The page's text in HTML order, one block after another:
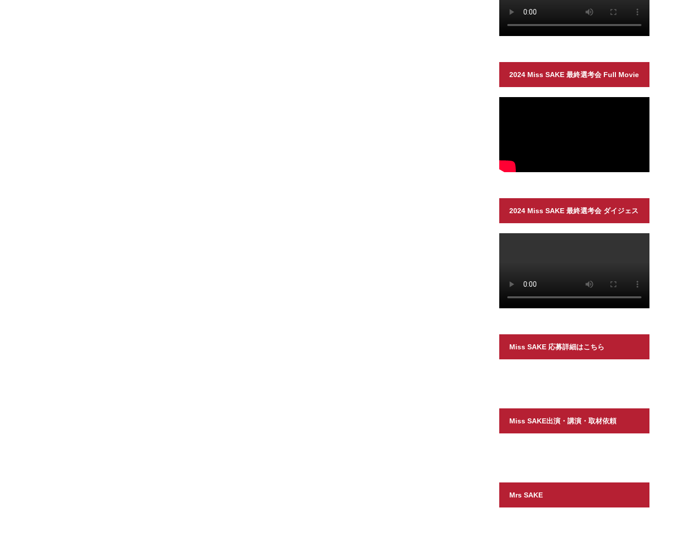
2024 Miss SAKE 最終選考会 Full Movie
2024 Miss SAKE 最終選考会 ダイジェス
ト
Miss SAKE 応募詳細はこちら
Miss SAKE出演・講演・取材依頼
Mrs SAKE